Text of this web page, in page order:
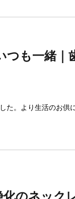
つも一緒｜
た。より生活のお供